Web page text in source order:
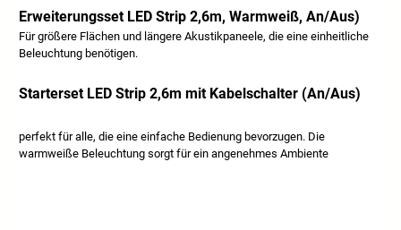
Erweiterungsset LED Strip 2,6m, Warmweiß, An/Aus)
Für größere Flächen und längere Akustikpaneele, die eine einheitliche
Beleuchtung benötigen.
Starterset LED Strip 2,6m mit Kabelschalter (An/Aus)
perfekt für alle, die eine einfache Bedienung bevorzugen. Die
warmweiße Beleuchtung sorgt für ein angenehmes Ambiente